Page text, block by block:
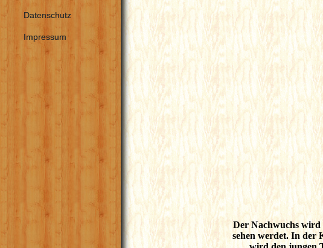
Datenschutz
Impressum
Der Nachwuchs wird
sehen werdet. In der